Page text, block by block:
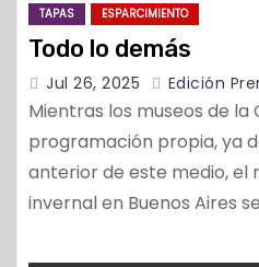
TAPAS ESPARCIMIENTO
Todo lo demás
Jul 26, 2025 Edición
Mientras los museos de la
programación propia, ya
anterior de este medio, el
invernal en Buenos Aires